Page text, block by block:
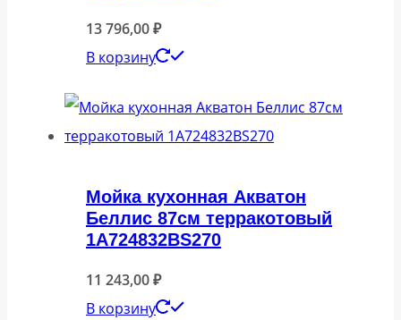
13 796,00₽
В корзину
Мойка кухонная Акватон
Беллис 87см терракотовый
1A724832BS270
11 243,00₽
В корзину